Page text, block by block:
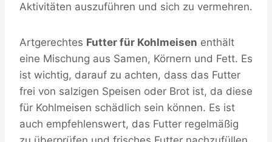
Aktivitäten auszuführen und sich zu vermehren.
Artgerechtes Futter für Kohlmeisen enthält
eine Mischung aus Samen, Körnern und Fett. Es
ist wichtig, darauf zu achten, dass das Futter
frei von salzigen Speisen oder Brot ist, da diese
für Kohlmeisen schädlich sein können. Es ist
auch empfehlenswert, das Futter regelmäßig